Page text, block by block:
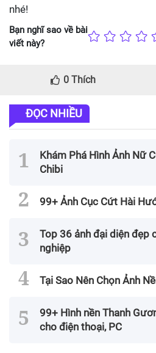
nhé!
Bạn nghĩ sao về bài
viết này?
0 Thích
ĐỌC NHIỀU
Khám Phá Hình Ảnh Nữ
Chibi
99+ Ảnh Cục Cứt Hài
Top 36 ảnh đại diện đẹp
nghiệp
Tại Sao Nên Chọn Ảnh
99+ Hình nền Thanh
cho điện thoại, PC